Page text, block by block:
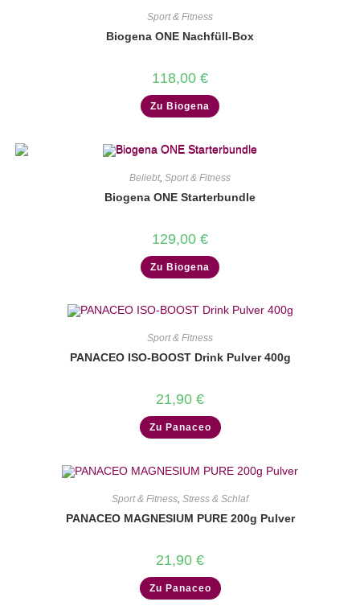
Sport & Fitness
Biogena ONE Nachfüll-Box
118,00 €
Zu Biogena
Beliebt, Sport & Fitness
Biogena ONE Starterbundle
129,00 €
Zu Biogena
Sport & Fitness
PANACEO ISO-BOOST Drink Pulver 400g
21,90 €
Zu Panaceo
Sport & Fitness, Stress & Schlaf
PANACEO MAGNESIUM PURE 200g Pulver
21,90 €
Zu Panaceo